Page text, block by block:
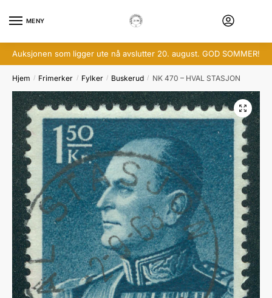
MENY
Auksjonen som ligger ute nå avslutter 20. august. GOD SOMMER!
Hjem / Frimerker / Fylker / Buskerud / NK 470 – HVAL STASJON